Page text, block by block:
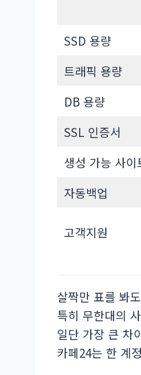
SSD 용량
트래픽 용량
DB 용량
SSL 인증서
생성 가능 사이
자동백업
고객지원
살짝만 표를 봐
특히 무한대의
일단 가장 큰 차
카페24는 한 계